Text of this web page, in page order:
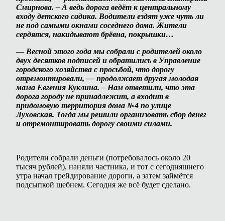
Смирнова. – А ведь дорога ведёт к центральному
входу детского садика. Водители ездят уже чуть ли
не под самыми окнами соседнего дома. Жители
сердятся, накидывают брёвна, покрышки…
— Весной этого года мы собрали с родителей около
двух десятков подписей и обратились в Управление
городского хозяйства с просьбой, что дорогу
отремонтировали, — продолжает другая молодая
мама Евгения Куклина. – Нам ответили, что эта
дорога городу не принадлежит, а входит в
придомовую территория дома №4 по улице
Луховская. Тогда мы решили организовать сбор денег
и отремонтировать дорогу своими силами.
Родители собрали деньги (потребовалось около 20
тысяч рублей), наняли частника, и тот с сегодняшнего
утра начал грейдирование дороги, а затем займётся
подсыпкой щебнем. Сегодня же всё будет сделано.